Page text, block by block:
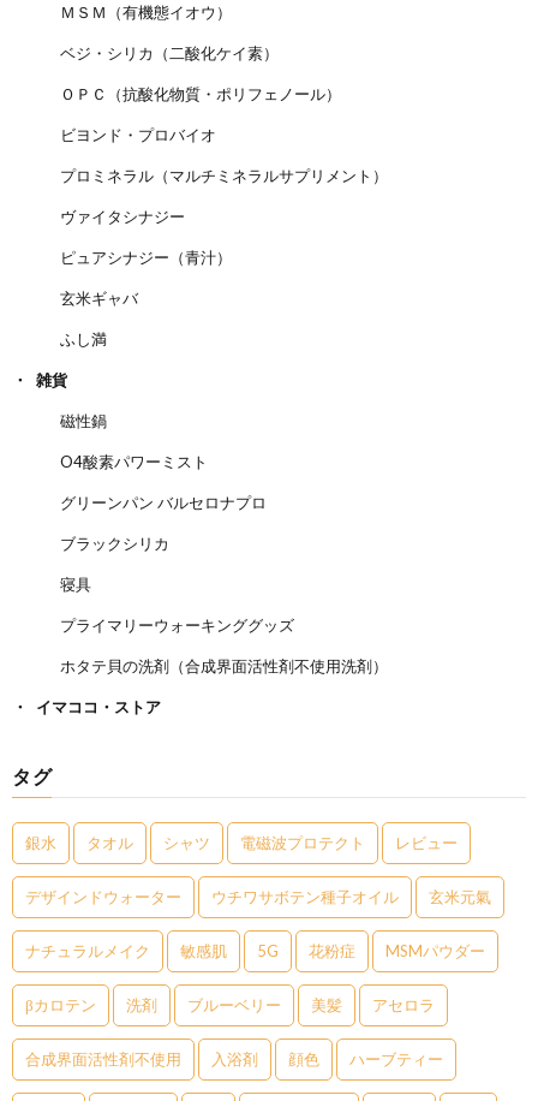
ＭＳＭ（有機態イオウ）
ベジ・シリカ（二酸化ケイ素）
ＯＰＣ（抗酸化物質・ポリフェノール）
ビヨンド・プロバイオ
プロミネラル（マルチミネラルサプリメント）
ヴァイタシナジー
ピュアシナジー（青汁）
玄米ギャバ
ふし満
雑貨
磁性鍋
O4酸素パワーミスト
グリーンパン バルセロナプロ
ブラックシリカ
寝具
プライマリーウォーキンググッズ
ホタテ貝の洗剤（合成界面活性剤不使用洗剤）
イマココ・ストア
タグ
銀水 タオル シャツ 電磁波プロテクト レビュー
デザインドウォーター ウチワサボテン種子オイル 玄米元氣
ナチュラルメイク 敏感肌 5G 花粉症 MSMパウダー
βカロテン 洗剤 ブルーベリー 美髪 アセロラ
合成界面活性剤不使用 入浴剤 顔色 ハーブティー